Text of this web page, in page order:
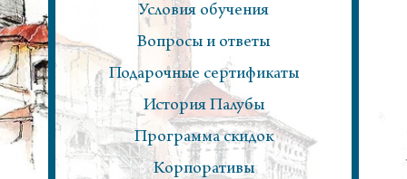
Условия обучения
Вопросы и ответы
Подарочные сертификаты
История Палубы
Программа скидок
Корпоративы